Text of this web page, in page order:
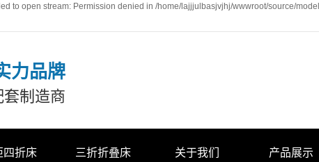
to open stream: Permission denied in /home/lajjjulbasjvjhj/wwwroot/source/
力品牌
制造商
四折床 三折折叠床 关于我们 产品展示